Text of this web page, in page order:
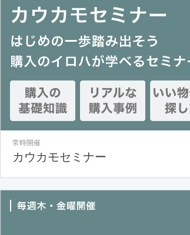
常時開催
カウカモセミナー